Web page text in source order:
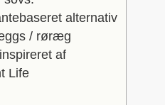
alternativ
/ røræg
af
Life